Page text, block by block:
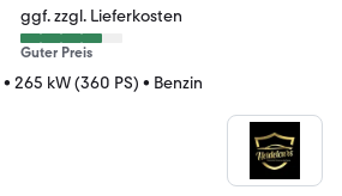
ggf. zzgl. Lieferkosten
Guter Preis
• 265 kW (360 PS) • Benzin